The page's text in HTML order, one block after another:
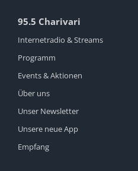
95.5 Charivari
Internetradio & Streams
Programm
Events & Aktionen
Über uns
Unser Newsletter
Unsere neue App
Empfang